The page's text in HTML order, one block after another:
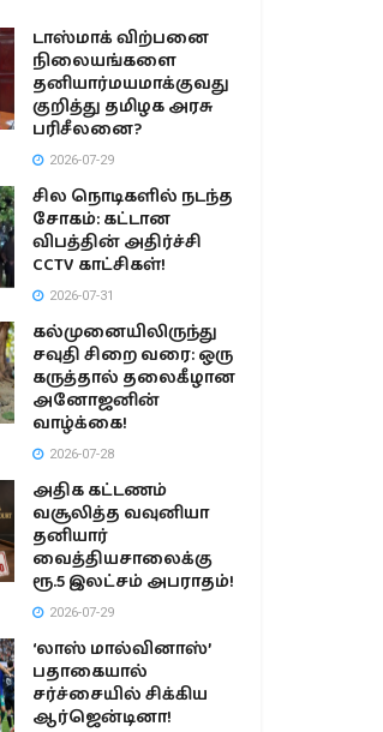
டாஸ்மாக் விற்பனை
நிலையங்களை
தனியார்மயமாக்குவது
குறித்து தமிழக அரசு
பரிசீலனை?
2026-07-29
சில நொடிகளில் நடந்த
சோகம்: கட்டான
விபத்தின் அதிர்ச்சி
CCTV காட்சிகள்!
2026-07-31
கல்முனையிலிருந்து
சவுதி சிறை வரை: ஒரு
கருத்தால் தலைகீழான
அனோஜனின்
வாழ்க்கை!
2026-07-28
அதிக கட்டணம்
வசூலித்த வவுனியா
தனியார்
வைத்தியசாலைக்கு
ரூ.5 இலட்சம் அபராதம்!
2026-07-29
‘லாஸ் மால்வினாஸ்’
பதாகையால்
சர்ச்சையில் சிக்கிய
ஆர்ஜென்டினா!